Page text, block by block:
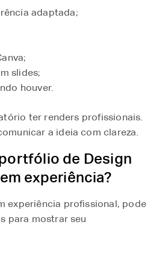
adaptada;
slides;
houver.
ter renders profissionais.
a ideia com clareza.
de Design
experiência?
experiência profissional, pode
para mostrar seu